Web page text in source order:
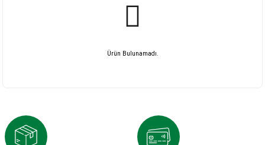
Ürün Bulunamadı.